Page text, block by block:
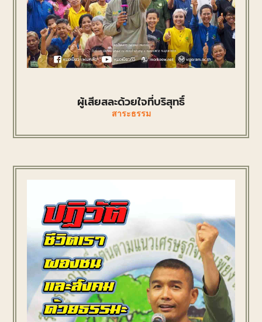
ผู้เสียสละด้วยใจที่บริสุทธิ์
สาระธรรม